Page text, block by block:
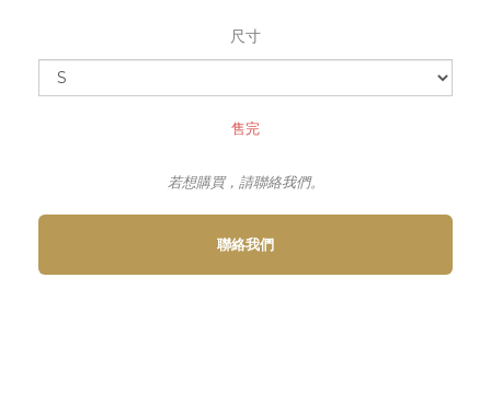
尺寸
售完
若想購買，請聯絡我們。
聯絡我們